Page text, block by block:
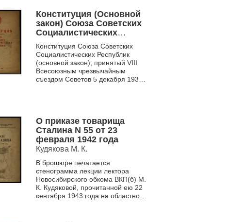
Конституция (Основной
закон) Союза Советских
Социалистических
Республик
Конституция Союза Советских
Социалистических Республик
(основной закон), принятый VIII
Всесоюзным чрезвычайным
съездом Советов 5 декабря 1936
О приказе товарища
Сталина N 55 от 23
февраля 1942 года
Кудякова М. К.
В брошюре печатается
стенограмма лекции лектора
Новосибирского обкома ВКП(б) М.
К. Кудяковой, прочитанной ею 22
сентября 1943 года на областном